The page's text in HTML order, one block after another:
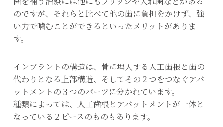
のですが、それらと比べて他の歯に負担をかけず、強
い力で噛むことができるといったメリットがありま
す。
インプラントの構造は、骨に埋入する人工歯根と歯の
代わりとなる上部構造、そしてその２つをつなぐアバ
ットメントの３つのパーツに分かれています。
種類によっては、人工歯根とアバットメントが一体と
なっている２ピースのものもあります。